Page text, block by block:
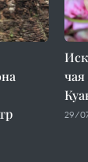
29/